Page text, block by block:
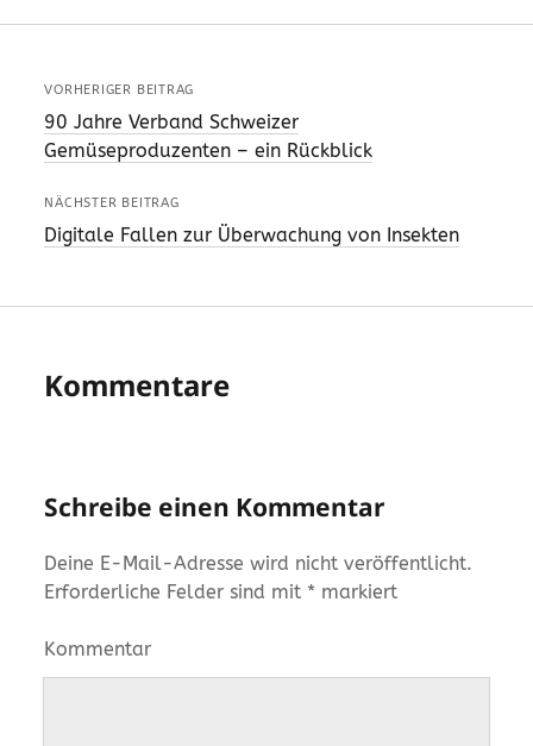
VORHERIGER BEITRAG
90 Jahre Verband Schweizer
Gemüseproduzenten – ein Rückblick
NÄCHSTER BEITRAG
Digitale Fallen zur Überwachung von Insekten
Kommentare
Schreibe einen Kommentar
Deine E-Mail-Adresse wird nicht veröffentlicht.
Erforderliche Felder sind mit * markiert
Kommentar